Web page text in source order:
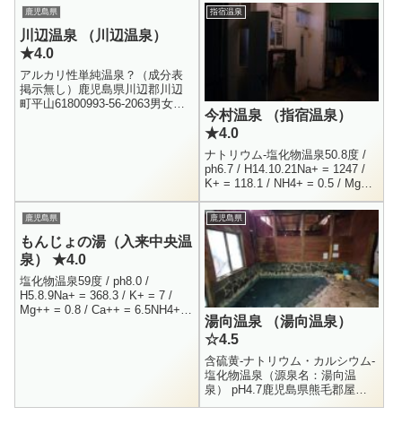
鹿児島県
川辺温泉 （川辺温泉）
★4.0
アルカリ性単純温泉？（成分表
掲示無し）鹿児島県川辺郡川辺
町平山61800993-56-2063男女別
指宿温泉
今村温泉 （指宿温泉）
★4.0
ナトリウム-塩化物温泉50.8度 /
ph6.7 / H14.10.21Na+ = 1247 /
K+ = 118.1 / NH4+ = 0.5 / Mg++
= 28.3Ca++...
鹿児島県
もんじょの湯（入来中央温
泉） ★4.0
塩化物温泉59度 / ph8.0 /
H5.8.9Na+ = 368.3 / K+ = 7 /
Mg++ = 0.8 / Ca++ = 6.5NH4+
鹿児島県
湯向温泉 （湯向温泉）
☆4.5
含硫黄-ナトリウム・カルシウム-
塩化物温泉（源泉名：湯向温
泉） pH4.7鹿児島県熊毛郡屋久
島町口永良部島1739−2男女別内